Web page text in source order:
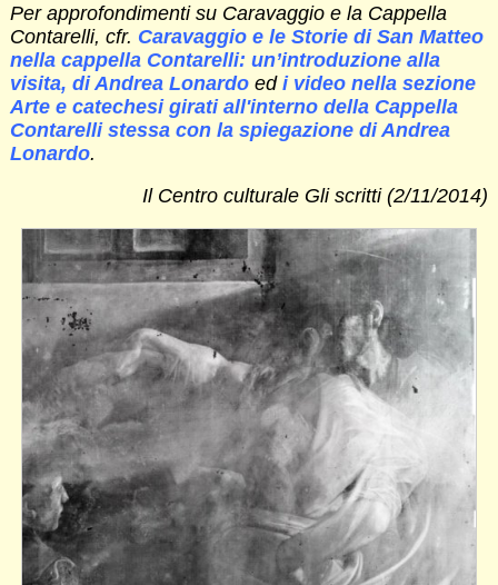
Per approfondimenti su Caravaggio e la Cappella
Contarelli, cfr. Caravaggio e le Storie di San Matteo
nella cappella Contarelli: un’introduzione alla
visita, di Andrea Lonardoed i video nella sezione
Arte e catechesi girati all'interno della Cappella
Contarelli stessa con la spiegazione di Andrea
Lonardo.
Il Centro culturale Gli scritti (2/11/2014)